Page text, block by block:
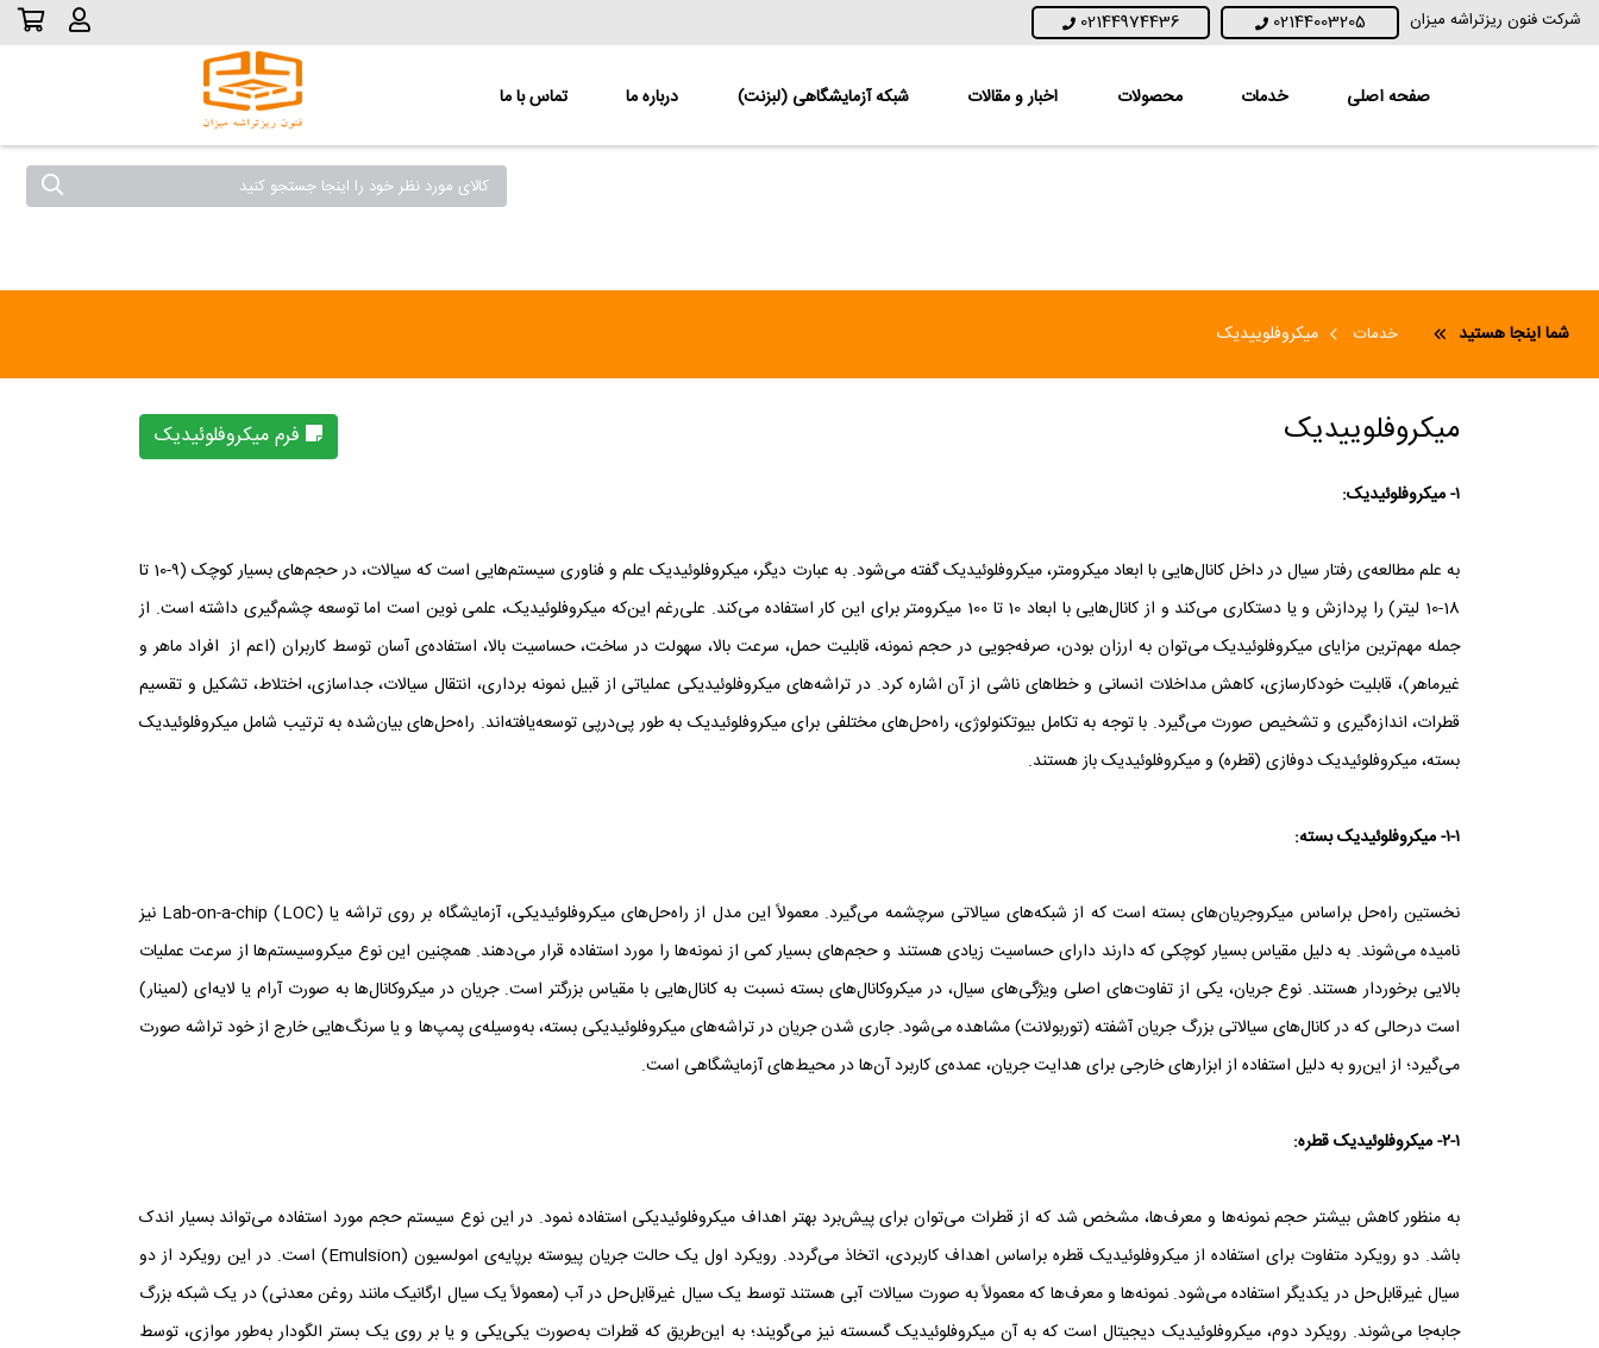
شرکت فنون ریزتراشه میزان 02144003205
02144974436
صفحه اصلی خدمات محصولات اخبار و مقالات شبکه آزمایشگاهی (لبزنت) درباره ما تماس با ما
شما اینجا هستید خدمات میکروفلوییدیک
میکروفلوییدیک فرم میکروفلوئیدیک
۱- میکروفلوئیدیک:
به علم مطالعه‌ی رفتار سیال در داخل کانال‌هایی با ابعاد میکرومتر، میکروفلوئیدیک گفته می‌شود. به عبارت دیگر، میکروفلوئیدیک علم و فناوری سیستم‌هایی است که سیالات، در حجم‌های بسیار کوچک (۹-10 تا
18-10 لیتر) را پردازش و یا دستکاری می‌کند و از کانال‌هایی با ابعاد 10 تا 100 میکرومتر برای این کار استفاده می‌کند. علی‌رغم این‌که میکروفلوئیدیک، علمی نوین است اما توسعه چشم‌گیری داشته ‌است. از
جمله مهم‌ترین مزایای میکروفلوئیدیک می‌توان به ارزان بودن، صرفه‌جویی در حجم نمونه، قابلیت حمل، سرعت بالا، سهولت در ساخت، حساسیت بالا، استفاده‌ی آسان توسط کاربران (اعم از افراد ماهر و
غیرماهر)، قابلیت خودکارسازی، کاهش مداخلات انسانی و خطاهای ناشی ‌از آن اشاره کرد. در تراشه‌های میکروفلوئیدیکی عملیاتی از قبیل نمونه برداری، انتقال سیالات، جداسازی، اختلاط، تشکیل و تقسیم
قطرات، اندازه‌گیری و تشخیص صورت می‌گیرد. با توجه به تکامل بیوتکنولوژی، راه‌حل‌های مختلفی برای میکروفلوئیدیک به طور پی‌درپی توسعه‌یافته‌اند. راه‌حل‌های بیان‌شده به ترتیب شامل میکروفلوئیدیک
بسته، میکروفلوئیدیک دوفازی (قطره) و میکروفلوئیدیک باز هستند.
۱-۱- میکروفلوئیدیک بسته:
نخستین راه‌حل براساس میکروجریان‌های بسته است که از شبکه‌های سیالاتی سرچشمه می‌گیرد. معمولاً این مدل از راه‌حل‌های میکروفلوئیدیکی، آزمایشگاه بر روی تراشه یا (LOC) Lab-on-a-chip نیز
نامیده می‌شوند. به دلیل مقیاس بسیار کوچکی که دارند دارای حساسیت زیادی هستند و حجم‌های بسیار کمی از نمونه‌ها را مورد استفاده قرار می‌دهند. همچنین این نوع میکروسیستم‌ها از سرعت عملیات
بالایی برخوردار هستند. نوع جریان، یکی از تفاوت‌های اصلی ویژگی‌های سیال، در میکروکانال‌های بسته نسبت به کانال‌هایی با مقیاس بزرگتر است. جریان در میکروکانال‌ها به صورت آرام یا لایه‌ای (لمینار)
است درحالی که در کانال‌های سیالاتی بزرگ جریان آشفته (توربولانت) مشاهده می‌شود. جاری شدن جریان در تراشه‌های میکروفلوئیدیکی بسته، به‌وسیله‌ی پمپ‌ها و یا سرنگ‌هایی خارج از خود تراشه صورت
می‌گیرد؛ از این‌رو به دلیل استفاده از ابزارهای خارجی برای هدایت جریان، عمده‌ی کاربرد آن‌ها در محیط‌های آزمایشگاهی است.
۲-۱- میکروفلوئیدیک قطره:
به منظور کاهش بیشتر حجم نمونه‌ها و معرف‌ها، مشخص شد که از قطرات می‌توان برای پیش‌برد بهتر اهداف میکروفلوئیدیکی استفاده نمود. در این نوع سیستم حجم مورد استفاده می‌تواند بسیار اندک
باشد. دو رویکرد متفاوت برای استفاده از میکروفلوئیدیک قطره براساس اهداف کاربردی، اتخاذ می‌گردد. رویکرد اول یک حالت جریان پیوسته برپایه‌ی امولسیون (Emulsion) است. در این رویکرد از دو
سیال غیرقابل‌حل در یکدیگر استفاده می‌شود. نمونه‌ها و معرف‌ها که معمولاً به صورت سیالات آبی هستند توسط یک سیال غیر‌قابل‌حل در آب (معمولاً یک سیال ارگانیک مانند روغن معدنی) در یک شبکه بزرگ
جابه‌جا می‌شوند. رویکرد دوم، میکروفلوئیدیک دیجیتال است که به آن میکروفلوئیدیک گسسته نیز می‌گویند؛ به این‌طریق که قطرات به‌صورت یکی‌یکی و یا بر روی یک بستر الگودار به‌طور موازی، توسط